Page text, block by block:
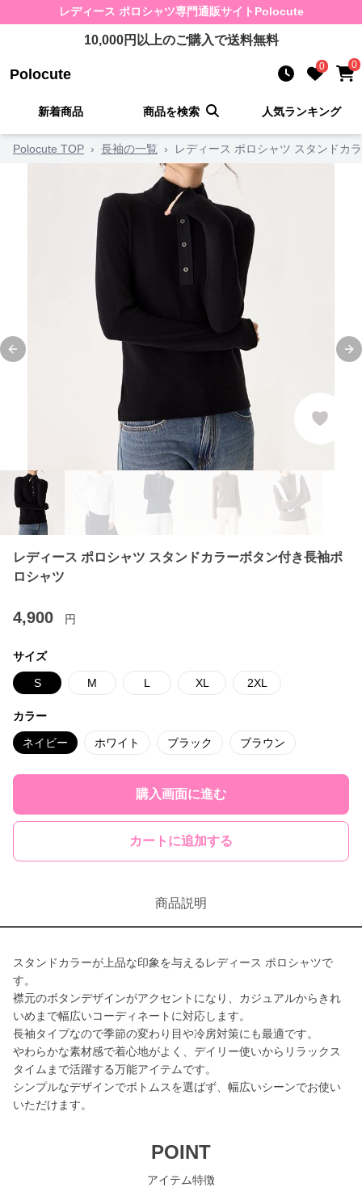
レディース ポロシャツ専門通販サイト Polocute
10,000円以上のご購入で送料無料
Polocute 0 0
新着商品 商品を検索 人気ランキング
Polocute TOP › 長袖の一覧 › レディース ポロシャツ スタンドカ
Previous slide
レディース ポロシャツ スタンドカラーボタン付き長袖ポ
ロシャツ
4,900 円
サイズ
S M L XL 2XL
カラー
ネイビー ホワイト ブラック ブラウン
購入画面に進む
カートに追加する
商品説明
スタンドカラーが上品な印象を与えるレディース ポロシャツで
す。
襟元のボタンデザインがアクセントになり、カジュアルからきれ
いめまで幅広いコーディネートに対応します。
長袖タイプなので季節の変わり目や冷房対策にも最適です。
やわらかな素材感で着心地がよく、デイリー使いからリラックス
タイムまで活躍する万能アイテムです。
シンプルなデザインでボトムスを選ばず、幅広いシーンでお使い
いただけます。
POINT
アイテム特徴